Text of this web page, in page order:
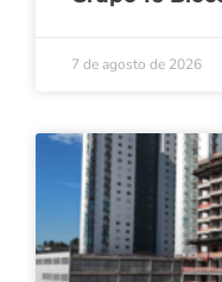
7 de agosto de 2026